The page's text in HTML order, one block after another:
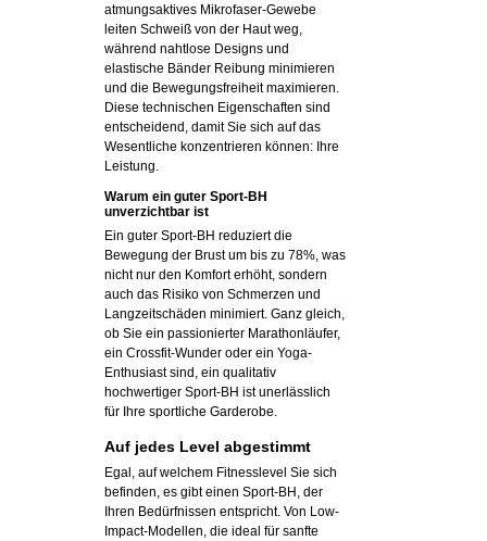
atmungsaktives Mikrofaser-Gewebe
leiten Schweiß von der Haut weg,
während nahtlose Designs und
elastische Bänder Reibung minimieren
und die Bewegungsfreiheit maximieren.
Diese technischen Eigenschaften sind
entscheidend, damit Sie sich auf das
Wesentliche konzentrieren können: Ihre
Leistung.
Warum ein guter Sport-BH
unverzichtbar ist
Ein guter Sport-BH reduziert die
Bewegung der Brust um bis zu 78%, was
nicht nur den Komfort erhöht, sondern
auch das Risiko von Schmerzen und
Langzeitschäden minimiert. Ganz gleich,
ob Sie ein passionierter Marathonläufer,
ein Crossfit-Wunder oder ein Yoga-
Enthusiast sind, ein qualitativ
hochwertiger Sport-BH ist unerlässlich
für Ihre sportliche Garderobe.
Auf jedes Level abgestimmt
Egal, auf welchem Fitnesslevel Sie sich
befinden, es gibt einen Sport-BH, der
Ihren Bedürfnissen entspricht. Von Low-
Impact-Modellen, die ideal für sanfte